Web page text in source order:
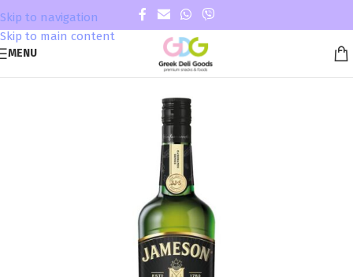
Skip to navigation
Skip to main content
MENU